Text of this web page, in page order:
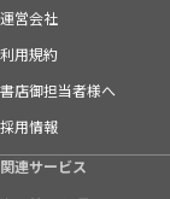
運営会社
利用規約
書店御担当者様へ
採用情報
関連サービス